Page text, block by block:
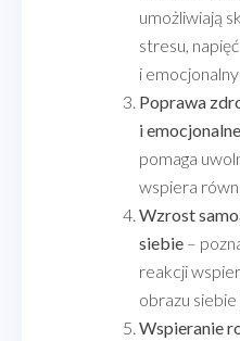
umożliwiają
stresu,
i
Poprawa
i
pomaga
wspiera
Wzrost
siebie –
reakcji
obrazu siebie
Wspieranie